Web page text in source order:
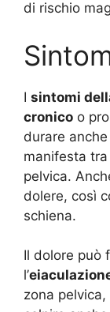
di rischio
I sintomi
cronico o
durare
manifesta tra
pelvica.
dolere, così
schiena.
Il dolore può
l’
zona